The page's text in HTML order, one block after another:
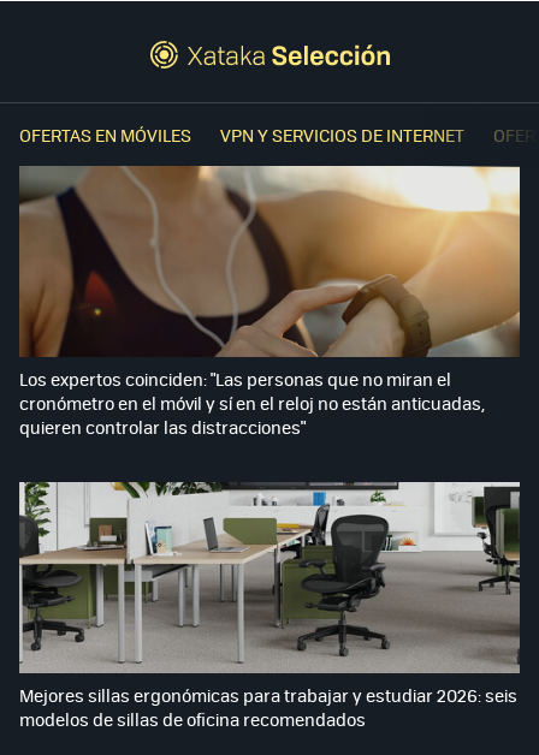
OFERTAS EN MÓVILES VPN Y SERVICIOS DE INTERNET
Los expertos coinciden: "Las personas que no miran el
cronómetro en el móvil y sí en el reloj no están anticuadas,
quieren controlar las distracciones"
Mejores sillas ergonómicas para trabajar y estudiar 2026: seis
modelos de sillas de oficina recomendados